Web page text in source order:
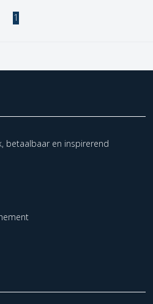
1
betaalbaar en inspirerend